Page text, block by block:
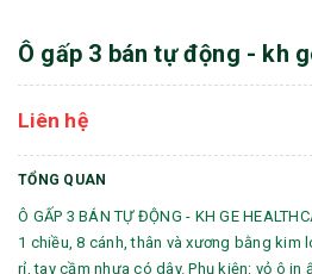
Ô gấp 3 bán tự động - kh
Liên hệ
TỔNG QUAN
Ô GẤP 3 BÁN TỰ ĐỘNG - KH GE
1 chiều, 8 cánh, thân và xương bằng kim
rỉ, tay cầm nhựa có dây. Phụ kiện: vỏ ô